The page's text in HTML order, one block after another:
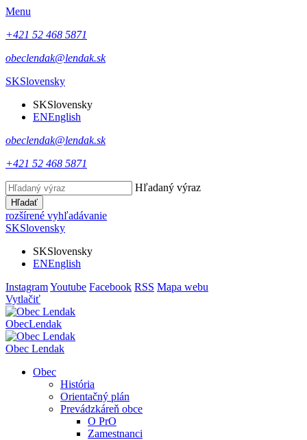
Menu
+421 52 468 5871
obeclendak@lendak.sk
SKSlovensky
SKSlovensky
ENEnglish
obeclendak@lendak.sk
+421 52 468 5871
Hľadaný výraz
Hľadať
rozšírené vyhľadávanie
SKSlovensky
SKSlovensky
ENEnglish
InstagramYoutube Facebook RSS Mapa webu
Vytlačiť
ObecLendak
Obec Lendak
Obec
História
Orientačný plán
Prevádzkáreň obce
O PrO
Zamestnanci